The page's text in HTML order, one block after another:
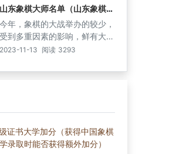
编经过照片对比发现两个人长的
根本就不像；也有人说，她是河
南象棋队的象棋大师宋洁，但早
些时候宋洁大师已经在自己的直
系；也有人说王铁锤真名为刘
他的棋路、棋事颇为诡谲，令人
难以捉摸，行棋颇多警着、仙
着，被人们称为“棋仙”。钟珍早
期并不是专业下棋，在广州的一
家米店打工，为客人送米上门，
山东象棋大师名单（山东象棋大
师名单，谁是全国最强的山东象
棋大师）
今年，象棋的大战举办的较少，
受到多重因素的影响，鲜有大的
赛会。这不，在山东棋界，举行
的棋手属地和人数，报名参战的
的棋坛特级大师、国家大师，以
杀，采取七轮积分制，单日内赛
罢，闪电对决。结果经过激烈的
2023-11-13 阅读 3293
证书大学加分（获得中国象棋
录取时能否获得额外加分）